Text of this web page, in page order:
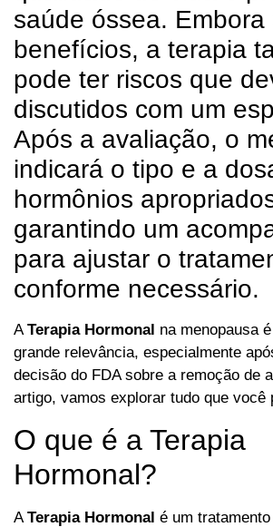
saúde óssea. Embora
benefícios, a terapia
pode ter riscos que
discutidos com um
Após a avaliação, o
indicará o tipo e a
hormônios
garantindo um
para ajustar o
conforme necessário.
ATerapia Hormonal na menopausa
grande relevância, especialmente
decisão do FDA sobre a remoção de
artigo, vamos explorar tudo que você
O que é a Terapia
Hormonal?
A Terapia Hormonal é um